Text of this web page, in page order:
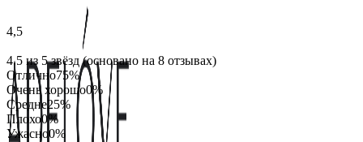
4,5
4.5
из
5
4.5 из 5 звёзд (основано на 8 отзывах)
Отлично75%
Очень хорошо0%
Средне25%
Плохо0%
Ужасно0%